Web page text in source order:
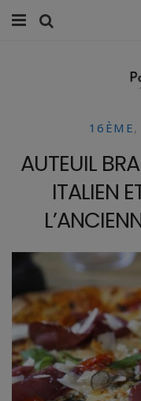
16ÈME,
AUTEUIL
ITALIEN